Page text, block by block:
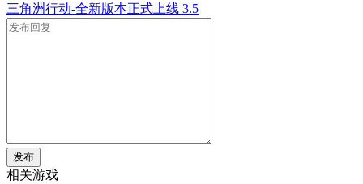
三角洲行动-全新版本正式上线 3.5
发布
相关游戏